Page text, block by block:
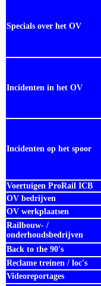
Specials over het OV
Incidenten in het OV
Incidenten op het spoor
Voertuigen ProRail ICB
OV bedrijven
OV werkplaatsen
Railbouw- /
onderhoudsbedrijven
Back to the 90's
Reclame treinen / loc's
Videoreportages